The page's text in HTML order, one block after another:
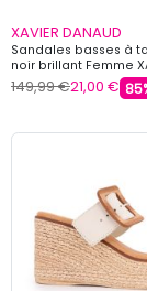
XAVIER DANAUD
Sandales basses à
noir brillant Femme
149,99 €21,00 €